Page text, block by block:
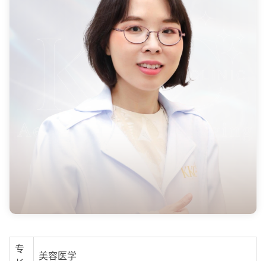
专
美容医学